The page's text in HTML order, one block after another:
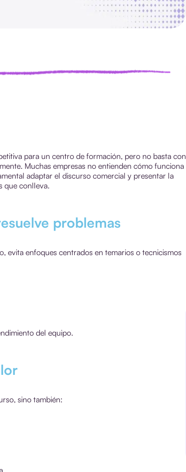
para un centro de formación, pero no basta con
Muchas empresas no entienden cómo funciona
adaptar el discurso comercial y presentar la
que conlleva.
problemas
evita enfoques centrados en temarios o tecnicismos
del equipo.
sino también: